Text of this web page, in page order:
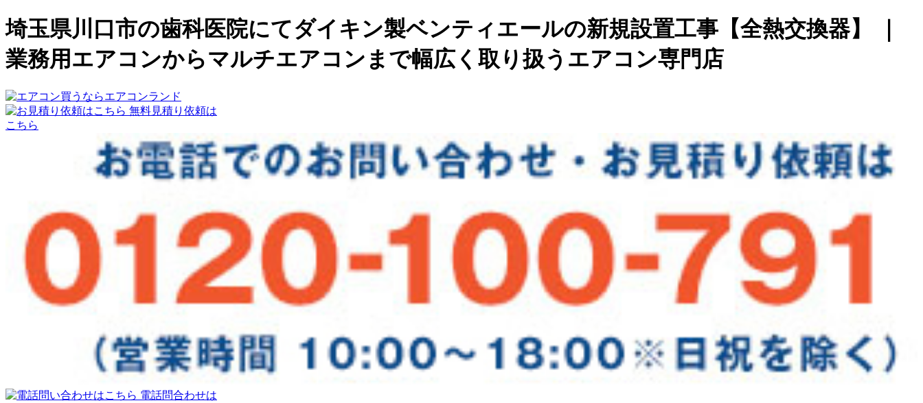
埼玉県川口市の歯科医院にてダイキン製ベンティエールの新規設置工事【全熱交換器】 ｜
業務用エアコンからマルチエアコンまで幅広く取り扱うエアコン専門店
無料見積り依頼は
こちら
電話問合わせは